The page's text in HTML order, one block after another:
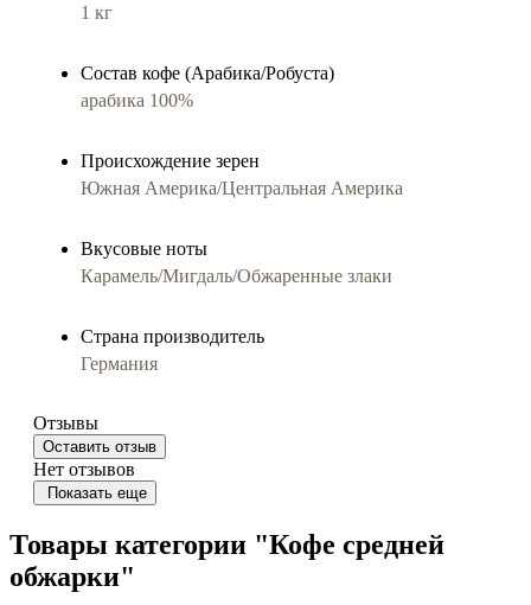
1 кг
Состав кофе (Арабика/Робуста)
арабика 100%
Происхождение зерен
Южная Америка/Центральная Америка
Вкусовые ноты
Карамель/Мигдаль/Обжаренные злаки
Страна производитель
Германия
Отзывы
Оставить отзыв
Нет отзывов
Показать еще
Товары категории "Кофе средней
обжарки"